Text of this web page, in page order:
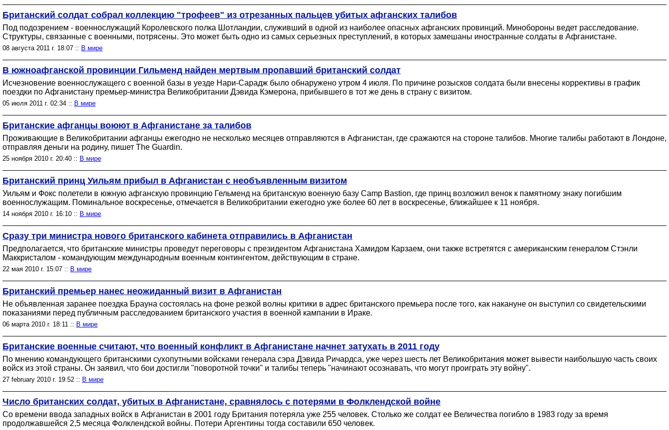
Британский солдат собрал коллекцию "трофеев" из отрезанных пальцев убитых афганских талибов
Под подозрением - военнослужащий Королевского полка Шотландии, служивший в одной из наиболее опасных афганских провинций. Минобороны ведет расследование.
Структуры, связанные с военными, потрясены. Это может быть одно из самых серьезных преступлений, в которых замешаны иностранные солдаты в Афганистане.
08 августа 2011 г. 18:07 :: В мире
В южноафганской провинции Гильменд найден мертвым пропавший британский солдат
Исчезновение военнослужащего с военной базы в уезде Нари-Сарадж было обнаружено утром 4 июля. По причине розысков солдата были внесены коррективы в график
поездки по Афганистану премьер-министра Великобритании Дэвида Кэмерона, прибывшего в тот же день в страну с визитом.
05 июля 2011 г. 02:34 :: В мире
Британские афганцы воюют в Афганистане за талибов
Проживающие в Великобритании афганцы ежегодно не несколько месяцев отправляются в Афганистан, где сражаются на стороне талибов. Многие талибы работают в Лондоне,
отправляя деньги на родину, пишет The Guardin.
25 ноября 2010 г. 20:40 :: В мире
Британский принц Уильям прибыл в Афганистан с необъявленным визитом
Уильям и Фокс полетели в южную афганскую провинцию Гельменд на британскую военную базу Camp Bastion, где принц возложил венок к памятному знаку погибшим
военнослужащим. Поминальное воскресенье, отмечается в Великобритании ежегодно уже более 60 лет в воскресенье, ближайшее к 11 ноября.
14 ноября 2010 г. 16:10 :: В мире
Сразу три министра нового британского кабинета отправились в Афганистан
Предполагается, что британские министры проведут переговоры с президентом Афганистана Хамидом Карзаем, они также встретятся с американским генералом Стэнли
Маккристалом - командующим международным военным контингентом, действующим в стране.
22 мая 2010 г. 15:07 :: В мире
Британский премьер нанес неожиданный визит в Афганистан
Не объявленная заранее поездка Брауна состоялась на фоне резкой волны критики в адрес британского премьера после того, как накануне он выступил со свидетельскими
показаниями перед публичным расследованием британского участия в военной кампании в Ираке.
06 марта 2010 г. 18:11 :: В мире
Британские военные считают, что военный конфликт в Афганистане начнет затухать в 2011 году
По мнению командующего британскими сухопутными войсками генерала сэра Дэвида Ричардса, уже через шесть лет Великобритания может вывести наибольшую часть своих
войск из этой страны. Он заявил, что бои достигли "поворотной точки" и талибы теперь "начинают осознавать, что могут проиграть эту войну".
27 february 2010 г. 19:52 :: В мире
Число британских солдат, убитых в Афганистане, сравнялось с потерями в Фолклендской войне
Со времени ввода западных войск в Афганистан в 2001 году Британия потеряла уже 255 человек. Столько же солдат ее Величества погибло в 1983 году за время
продолжавшейся 2,5 месяца Фолклендской войны. Потери Аргентины тогда составили 650 человек.